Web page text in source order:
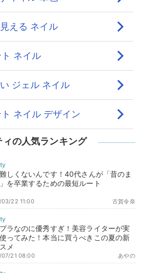
ィの人気ランキング
しくないんです！40代さんが「昔のま
を卒業するための最短ルート
古賀令奈
22 11:00
ラなのに優秀すぎ！美容ライターが実
ってみた！本当に買うべきこの夏の新
メ
あやの
21 08:00